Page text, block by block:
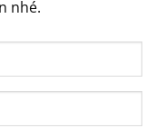
nhé.